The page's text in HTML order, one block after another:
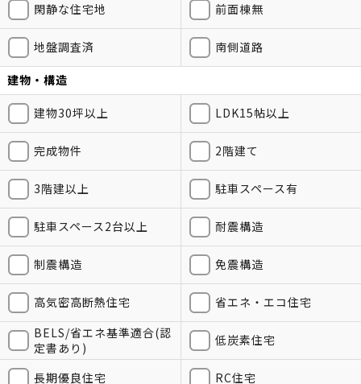
閑静な住宅地 前面棟無
地盤調査済 南側道路
建物・構造
建物30坪以上 LDK15帖以上
完成物件 2階建て
3階建以上 駐車スペース有
駐車スペース2台以上 耐震構造
制震構造 免震構造
高気密高断熱住宅
省エネ・エコ住宅
BELS/省エネ基準適合(認
定書あり)
低炭素住宅
長期優良住宅 RC住宅